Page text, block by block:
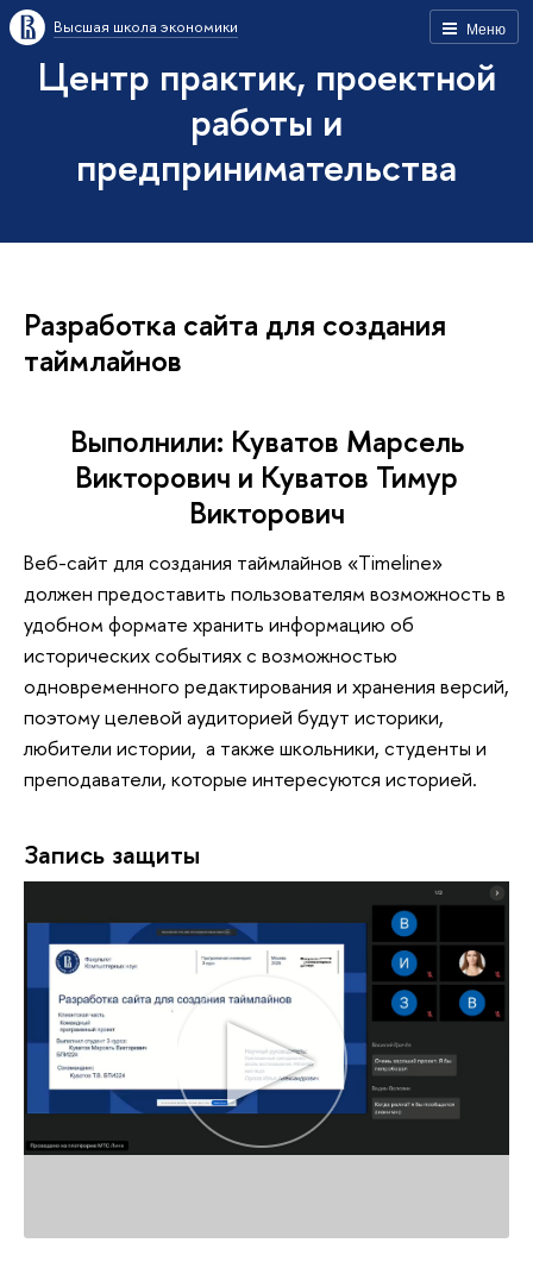
Меню
Высшая школа экономики
Центр практик, проектной
работы и
предпринимательства
Разработка сайта для создания
таймлайнов
Выполнили: Куватов Марсель
Викторович и Куватов Тимур
Викторович
Веб-сайт для создания таймлайнов «Timeline»
должен предоставить пользователям возможность в
удобном формате хранить информацию об
исторических событиях с возможностью
одновременного редактирования и хранения версий,
поэтому целевой аудиторией будут историки,
любители истории, а также школьники, студенты и
преподаватели, которые интересуются историей.
Запись защиты